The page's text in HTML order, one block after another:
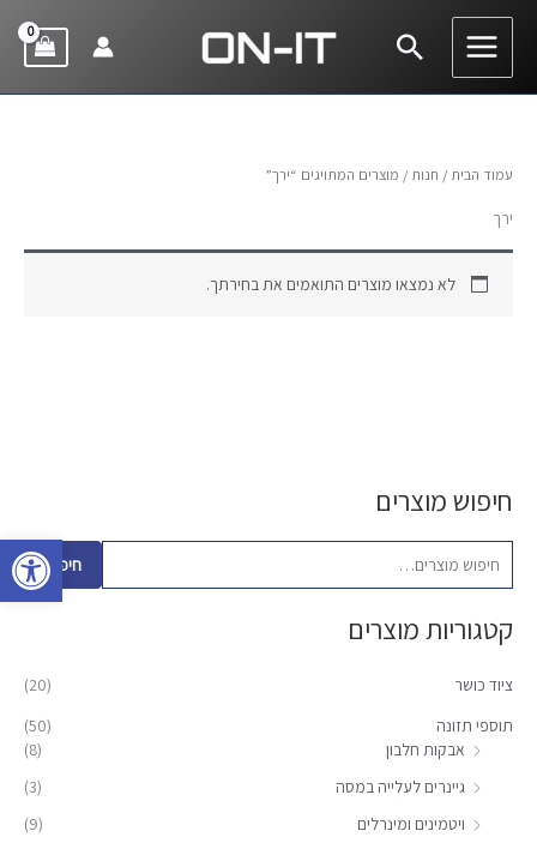
פתח
דילוג
חיפוש
חיפוש מוצרים
ח
ו
ש
ב
ו
חיפוש
קטגוריות מוצרים
ציוד כושר
(20)
תוספי תזונה
(50)
אבקות חלבון
(8)
גיינרים לעלייה במסה
(3)
ויטמינים ומינרלים
(9)
עמוד הבית / חנות / מוצרים המתויגים “ירך”
ירך
לא נמצאו מוצרים התואמים את בחירתך.